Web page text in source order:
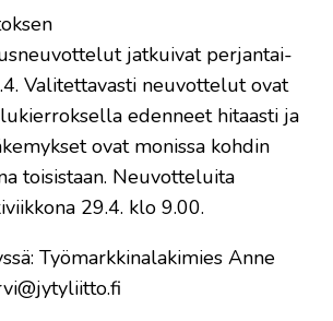
jatkuivat perjantai-
Valitettavasti neuvottelut ovat
edenneet hitaasti ja
ovat monissa kohdin
toisistaan. Neuvotteluita
29.4. klo 9.00.
Työmarkkinalakimies Anne